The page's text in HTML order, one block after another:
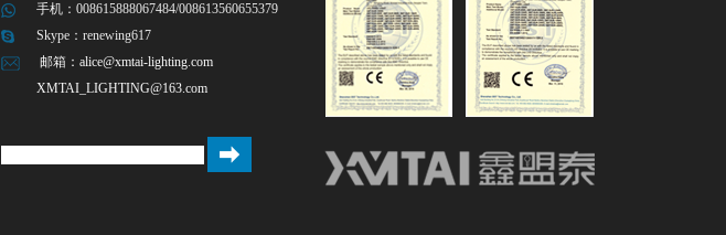
手机：008615888067484/008613560655379
Skype： renewing617
邮箱： alice@xmtai-lighting.com
XMTAI_LIGHTING@163.com